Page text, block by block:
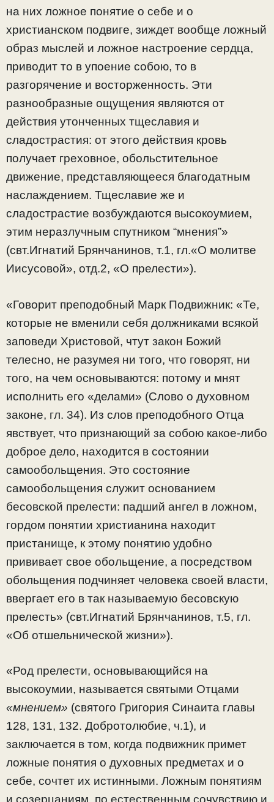
на них ложное понятие о себе и о
христианском подвиге, зиждет вообще ложный
образ мыслей и ложное настроение сердца,
приводит то в упоение собою, то в
разгорячение и восторженность. Эти
разнообразные ощущения являются от
действия утонченных тщеславия и
сладострастия: от этого действия кровь
получает греховное, обольстительное
движение, представляющееся благодатным
наслаждением. Тщеславие же и
сладострастие возбуждаются высокоумием,
этим неразлучным спутником “мнения”»
(свт.Игнатий Брянчанинов, т.1, гл.«О молитве
Иисусовой», отд.2, «О прелести»).
«Говорит преподобный Марк Подвижник: «Те,
которые не вменили себя должниками всякой
заповеди Христовой, чтут закон Божий
телесно, не разумея ни того, что говорят, ни
того, на чем основываются: потому и мнят
исполнить его «делами» (Слово о духовном
законе, гл. 34). Из слов преподобного Отца
явствует, что признающий за собою какое-либо
доброе дело, находится в состоянии
самообольщения. Это состояние
самообольщения служит основанием
бесовской прелести: падший ангел в ложном,
гордом понятии христианина находит
пристанище, к этому понятию удобно
прививает свое обольщение, а посредством
обольщения подчиняет человека своей власти,
ввергает его в так называемую бесовскую
прелесть» (свт.Игнатий Брянчанинов, т.5, гл.
«Об отшельнической жизни»).
«Род прелести, основывающийся на
высокоумии, называется святыми Отцами
«мнением» (святого Григория Синаита главы
128, 131, 132. Добротолюбие, ч.1), и
заключается в том, когда подвижник примет
ложные понятия о духовных предметах и о
себе, сочтет их истинными. Ложным понятиям
и созерцаниям, по естественным сочувствию и